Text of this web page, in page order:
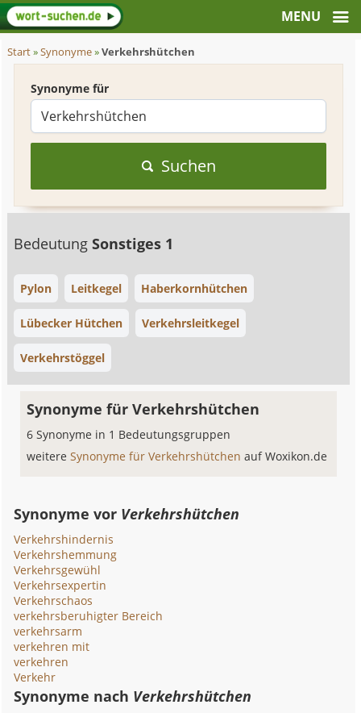
Start»Synonyme»Verkehrshütchen
Synonyme für
Suchen
BedeutungSonstiges 1
Pylon Leitkegel Haberkornhütchen
Lübecker Hütchen Verkehrsleitkegel
Verkehrstöggel
Synonyme für Verkehrshütchen
6 Synonyme in 1 Bedeutungsgruppen
weitereSynonyme für Verkehrshütchenauf Woxikon.de
Synonyme vor Verkehrshütchen
Verkehrshindernis
Verkehrshemmung
Verkehrsgewühl
Verkehrsexpertin
Verkehrschaos
verkehrsberuhigter Bereich
verkehrsarm
verkehren mit
verkehren
Verkehr
Synonyme nach Verkehrshütchen